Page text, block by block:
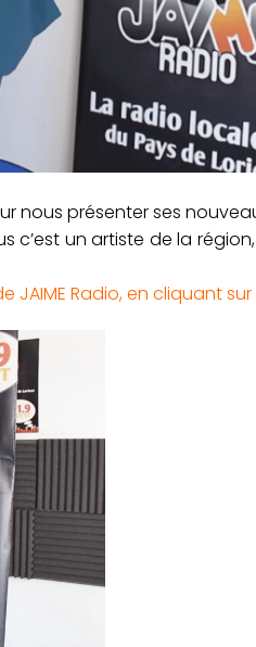
nous présenter ses
c’est un artiste de la
Radio, en cliquant sur